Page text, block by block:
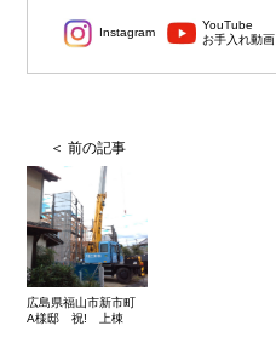
Instagram
YouTube
お手入れ動画
広島県福山市新市町
A様邸 祝! 上棟